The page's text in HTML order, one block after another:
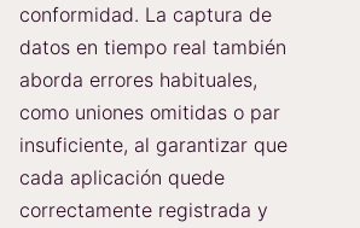
conformidad. La captura de
datos en tiempo real también
aborda errores habituales,
como uniones omitidas o par
insuficiente, al garantizar que
cada aplicación quede
correctamente registrada y